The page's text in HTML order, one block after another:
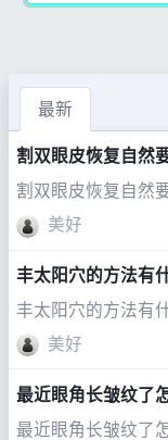
最新
割双眼皮恢复自然
割双眼皮恢复自然
美好
丰太阳穴的方法有
丰太阳穴的方法有
美好
最近眼角长皱纹了
最近眼角长皱纹了